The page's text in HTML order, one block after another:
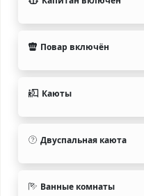
Повар включён
Каюты
Двуспальная каюта
Ванные комнаты